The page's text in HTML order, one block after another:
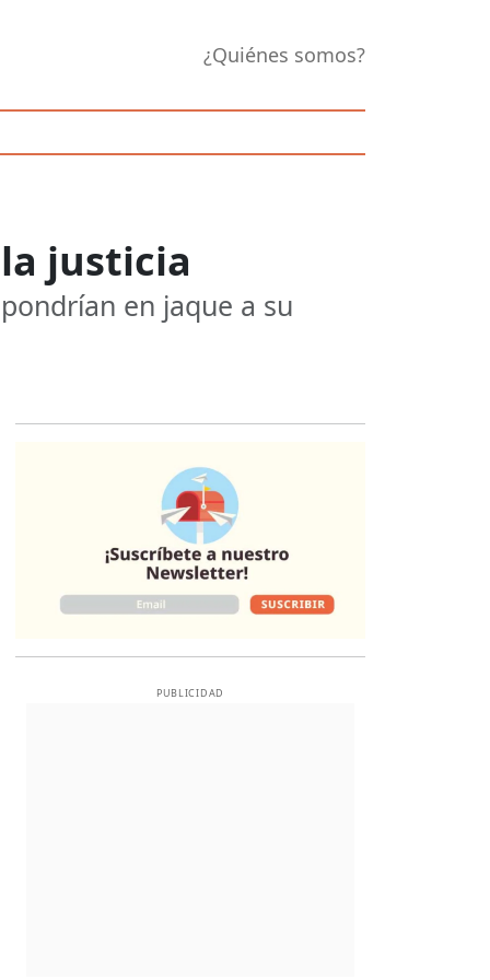
¿Quiénes somos?
justicia
en jaque a su
PUBLICIDAD